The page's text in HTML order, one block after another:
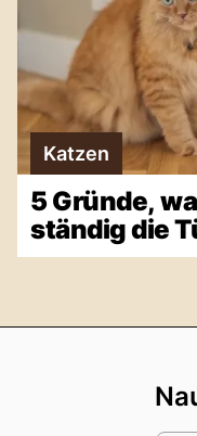
Katzen
5 Gründe,
ständig die